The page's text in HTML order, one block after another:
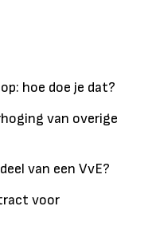
hoe doe je dat?
van overige
van een VvE?
voor